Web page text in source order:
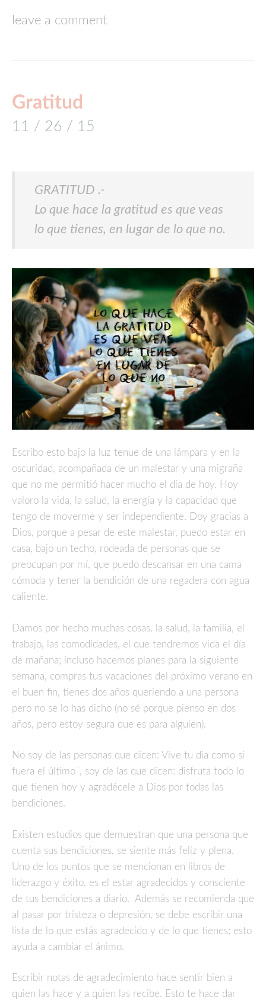
leave a comment
Gratitud
11 / 26 / 15
GRATITUD .-
Lo que hace la gratitud es que veas
lo que tienes, en lugar de lo que no.
Escribo esto bajo la luz tenue de una lámpara y en la
oscuridad, acompañada de un malestar y una migraña
que no me permitió hacer mucho el día de hoy. Hoy
valoro la vida, la salud, la energía y la capacidad que
tengo de moverme y ser independiente. Doy gracias a
Dios, porque a pesar de este malestar, puedo estar en
casa, bajo un techo, rodeada de personas que se
preocupan por mí, que puedo descansar en una cama
cómoda y tener la bendición de una regadera con agua
caliente.
Damos por hecho muchas cosas, la salud, la familia, el
trabajo, las comodidades, el que tendremos vida el día
de mañana; incluso hacemos planes para la siguiente
semana, compras tus vacaciones del próximo verano en
el buen fin, tienes dos años queriendo a una persona
pero no se lo has dicho (no sé porque pienso en dos
años, pero estoy segura que es para alguien).
No soy de las personas que dicen: Vive tu día como si
fuera el último¨, soy de las que dicen: disfruta todo lo
que tienen hoy y agradécele a Dios por todas las
bendiciones.
Existen estudios que demuestran que una persona que
cuenta sus bendiciones, se siente más feliz y plena.
Uno de los puntos que se mencionan en libros de
liderazgo y éxito, es el estar agradecidos y consciente
de tus bendiciones a diario. Además se recomienda que
al pasar por tristeza o depresión, se debe escribir una
lista de lo que estás agradecido y de lo que tienes; esto
ayuda a cambiar el ánimo.
Escribir notas de agradecimiento hace sentir bien a
quien las hace y a quien las recibe. Esto te hace dar